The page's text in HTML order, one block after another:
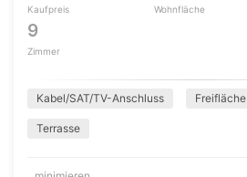
Kaufpreis Wohnfläche
9
Zimmer
Kabel/SAT/TV-Anschluss Freifläche
Terrasse